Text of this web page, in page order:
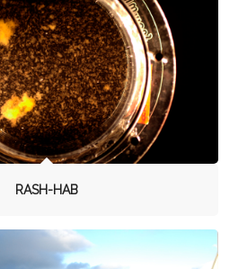
RASH-HAB